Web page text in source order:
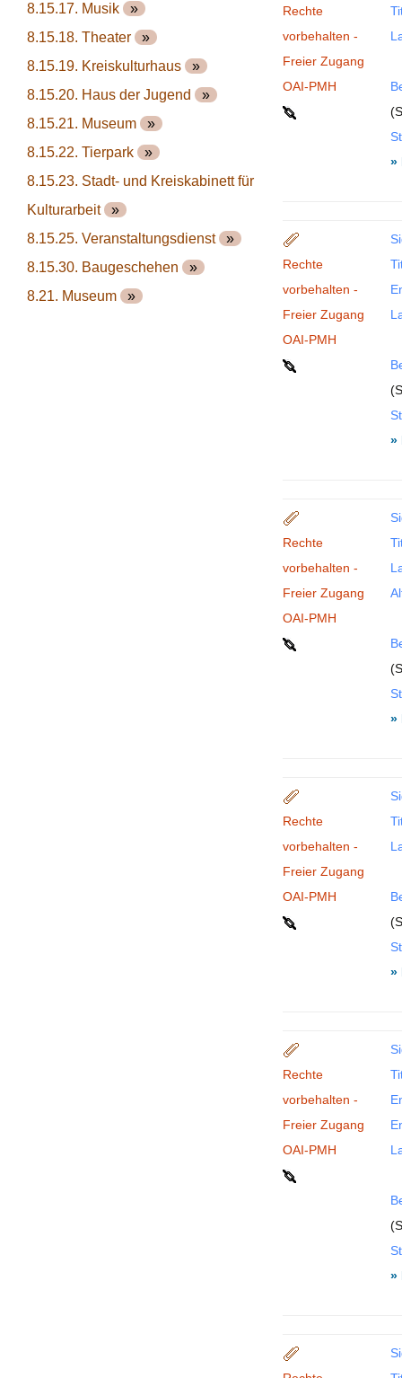
8.15.17. Musik »
8.15.18. Theater »
8.15.19. Kreiskulturhaus »
8.15.20. Haus der Jugend »
8.15.21. Museum »
8.15.22. Tierpark »
8.15.23. Stadt- und Kreiskabinett für
Kulturarbeit »
8.15.25. Veranstaltungsdienst »
8.15.30. Baugeschehen »
8.21. Museum »
Rechte
vorbehalten -
Freier Zugang
OAI-PMH
»
Rechte
vorbehalten -
Freier Zugang
OAI-PMH
»
Rechte
vorbehalten -
Freier Zugang
OAI-PMH
»
Rechte
vorbehalten -
Freier Zugang
OAI-PMH
»
Rechte
vorbehalten -
Freier Zugang
OAI-PMH
»